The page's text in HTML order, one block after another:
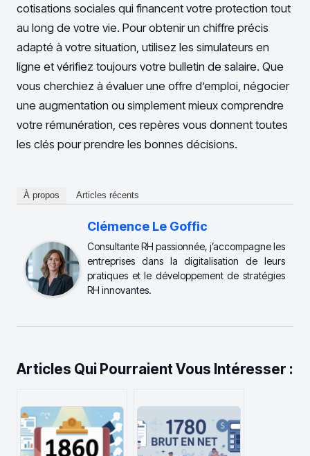
cotisations sociales qui financent votre protection tout
au long de votre vie. Pour obtenir un chiffre précis
adapté à votre situation, utilisez les simulateurs en
ligne et vérifiez toujours votre bulletin de salaire. Que
vous cherchiez à évaluer une offre d’emploi, négocier
une augmentation ou simplement mieux comprendre
votre rémunération, ces repères vous donnent toutes
les clés pour prendre les bonnes décisions.
À propos Articles récents
Clémence Le Goffic
Consultante RH passionnée, j’accompagne les
entreprises dans la digitalisation de leurs
pratiques et le développement de stratégies
RH innovantes.
Articles Qui Pourraient Vous Intéresser :